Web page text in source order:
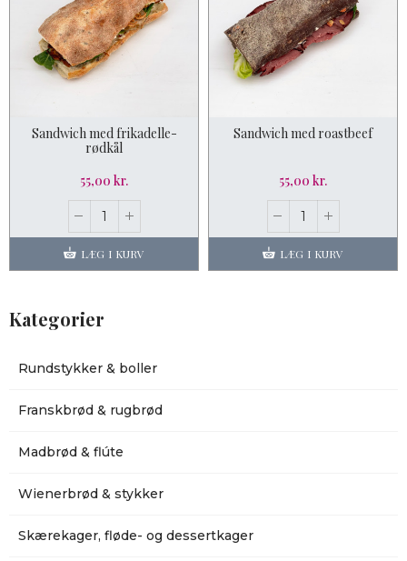
Sandwich med frikadelle-
rødkål
55,00 kr.
LÆG I KURV
Sandwich med roastbeef
55,00 kr.
LÆG I KURV
Kategorier
Rundstykker & boller
Franskbrød & rugbrød
Madbrød & flúte
Wienerbrød & stykker
Skærekager, fløde- og dessertkager